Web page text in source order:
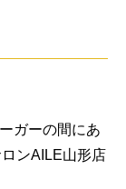
ガーの間にあ
ンAILE山形店